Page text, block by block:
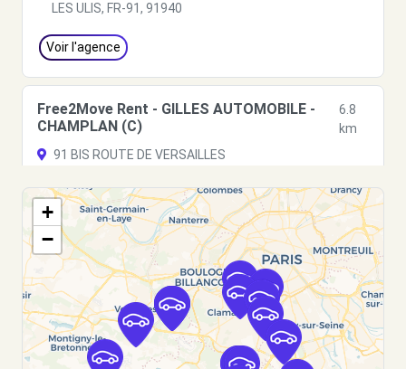
LES ULIS, FR-91, 91940
Voir l'agence
Free2Move Rent - GILLES AUTOMOBILE -
CHAMPLAN (C)
6.8
km
91 BIS ROUTE DE VERSAILLES
Voir l'agence
Free2Move Rent - AERO 91 - MASSY (O)
7.4 km
Avenue du Maréchal Juin
MASSY, FR-91, 91300
Voir l'agence
+
−